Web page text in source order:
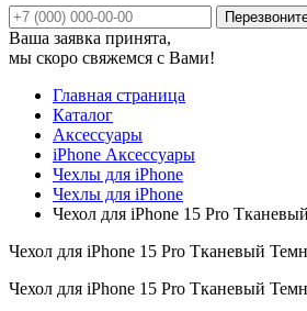
Ваша заявка принята,
мы скоро свяжемся с Вами!
Главная страница
Каталог
Аксессуары
iPhone Аксессуары
Чехлы для iPhone
Чехлы для iPhone
Чехол для iPhone 15 Pro
Чехол для iPhone 15 Pro Тканевый
Чехол для iPhone 15 Pro Тканевый